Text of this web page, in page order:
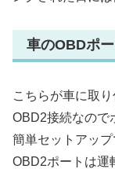
車のOBDポ
こちらが車に取り
OBD2接続なので
簡単セットアッ
OBD2ポートは運